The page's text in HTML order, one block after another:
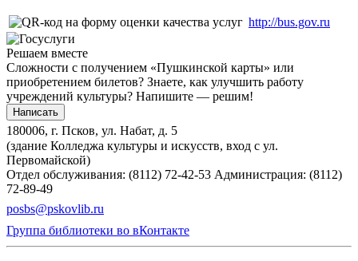
http://bus.gov.ru
Решаем вместе
Сложности с получением «Пушкинской карты» или
приобретением билетов? Знаете, как улучшить работу
учреждений культуры? Напишите — решим!
Написать
180006, г. Псков, ул. Набат, д. 5
(здание Колледжа культуры и искусств, вход с ул.
Первомайской)
Отдел обслуживания: (8112) 72-42-53 Администрация: (8112)
72-89-49
posbs@pskovlib.ru
Группа библиотеки во вКонтакте